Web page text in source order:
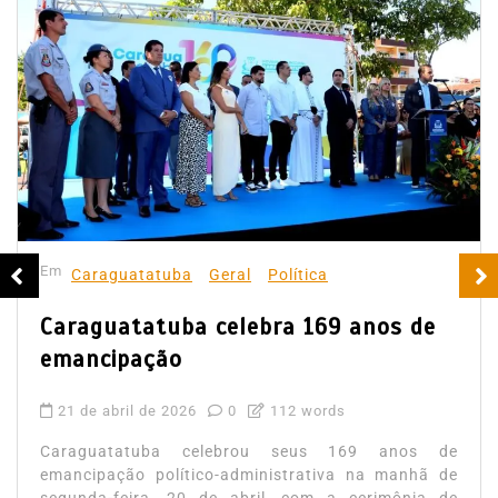
Em Caraguatatuba Geral Política
Caraguatatuba celebra 169 anos de
emancipação
21 de abril de 2026 0 112 words
Caraguatatuba celebrou seus 169 anos de
emancipação político-administrativa na manhã de